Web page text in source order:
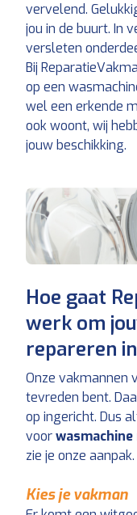
vervelend.
jou in de buurt. In
versleten
Bij
op een
wel een erkende
ook woont, wij
jouw beschikking.
Hoe gaat
werk om
repareren
Onze vakmannen
tevreden bent.
op ingericht. Dus
voor
zie je onze aanpak.
Kies je vakman